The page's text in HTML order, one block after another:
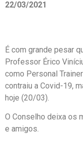
22/03/2021
É com grande pesar
Professor Érico
como Personal
contraiu a Covid-19,
hoje (20/03).
O Conselho deixa os
e amigos.